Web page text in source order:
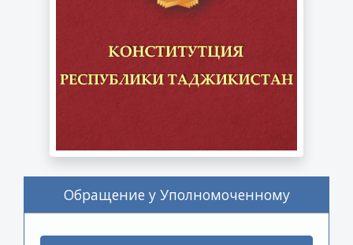
Обращение у Уполномоченному